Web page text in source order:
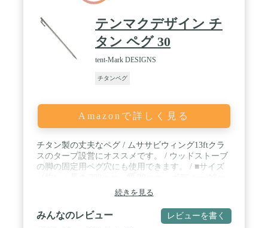
で引き出す作業がより簡単になります。 / 【反射材
ロープ付き】：オレンジ色の反射材ロープ付きで夜
間でもペグ位置が一目瞭然。暗闇での転倒事故防止
に加え、撤収作業もスムーズに。 / 【どんなシーン
にも対応可能】：柔らかい地面、硬い地面、砂利の
地面など、あらゆるサイトで幅広く使えます。設営
定した抵抗力でテント・タープをしっかりと保持し
複数持ちをしても、負担にならない重さなので登山
や旅行先でのキャンプのお供におすすめです！専用
の収納ケースでよりコンパクトに持ち運びが可能で
テンマクデザイン チ
タン ペグ 30
tent-Mark DESIGNS
チタンペグ
Amazonで詳しく見る
チタン製の丈夫なペグ / ムササビウィング13ftクラ
スのタープ設営にオススメです。 / ウッドストーブ
の脚の固定用ペグ穴にも使用できます。 / ■サイズ
ｍ / ■重量：約68g ■素材：チタン合金 ■Made in
続きを見る
みんなのレビュー レビューを書く